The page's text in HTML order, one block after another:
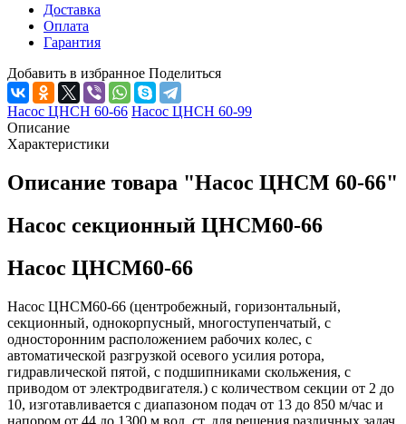
Доставка
Оплата
Гарантия
Добавить в избранное Поделиться
Насос ЦНСН 60-66 Насос ЦНСН 60-99
Описание
Характеристики
Описание товара "Насос ЦНСМ 60-66"
Насос секционный ЦНСМ60-66
Насос ЦНСМ60-66
Насос ЦНСМ60-66 (центробежный, горизонтальный,
секционный, однокорпусный, многоступенчатый, с
односторонним расположением рабочих колес, с
автоматической разгрузкой осевого усилия ротора,
гидравлической пятой, с подшипниками скольжения, с
приводом от электродвигателя.) с количеством секции от 2 до
10, изготавливается с диапазоном подач от 13 до 850 м/час и
напором от 44 до 1300 м.вод. ст. для решения различных задач.